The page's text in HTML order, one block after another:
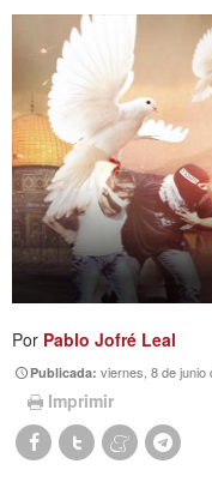
Por Pablo Jofré Leal
Publicada:viernes, 8 de junio
Imprimir